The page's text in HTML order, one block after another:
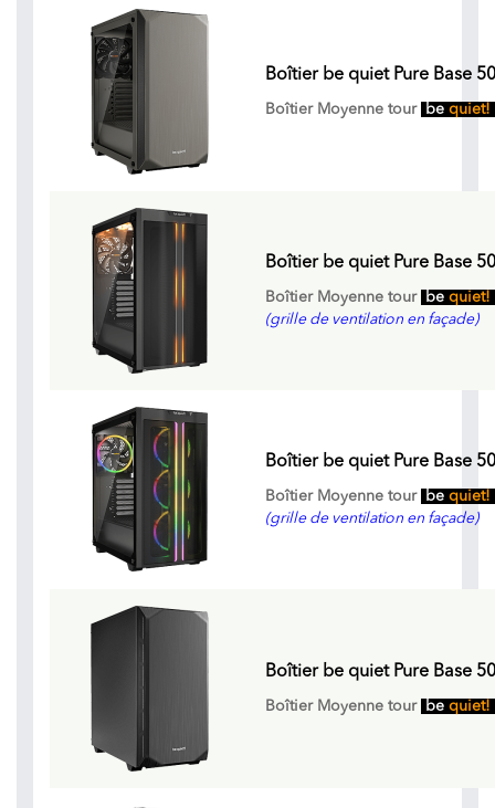
Boîtier be quiet Pure Base
Boîtier Moyenne tour be quiet!
Boîtier be quiet Pure Base
Boîtier Moyenne tour be quiet!
(grille de ventilation en façade)
Boîtier be quiet Pure Base
Boîtier Moyenne tour be quiet!
(grille de ventilation en façade)
Boîtier be quiet Pure Base
Boîtier Moyenne tour be quiet!